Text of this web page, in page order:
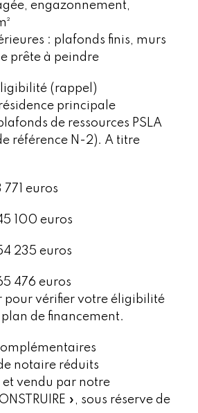
engazonnement,
: plafonds finis, murs
prête à peindre
(rappel)
principale
de ressources PSLA
référence N-2). A titre
771 euros
100 euros
235 euros
476 euros
pour vérifier votre éligibilité
de financement.
notaire réduits
et vendu par notre
», sous réserve de